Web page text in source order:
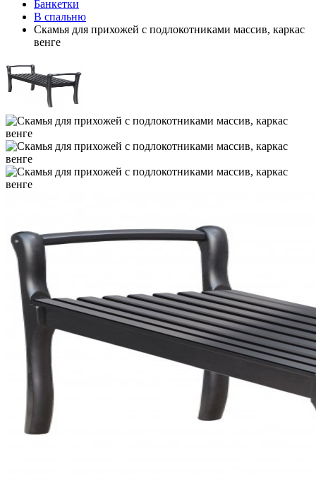
Банкетки
В спальню
Скамья для прихожей с подлокотниками массив, каркас
венге